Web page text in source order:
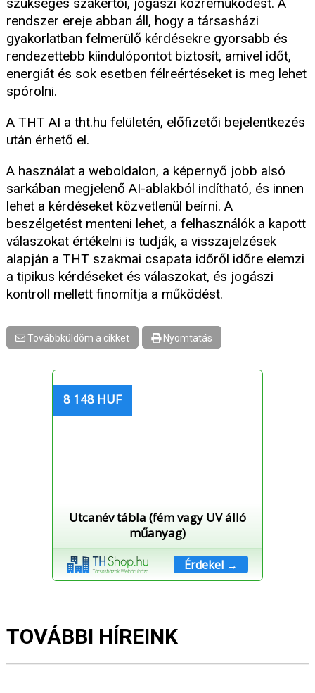
szükséges szakértői, jogászi közreműködést. A
rendszer ereje abban áll, hogy a társasházi
gyakorlatban felmerülő kérdésekre gyorsabb és
rendezettebb kiindulópontot biztosít, amivel időt,
energiát és sok esetben félreértéseket is meg lehet
spórolni.
A THT AI a tht.hu felületén, előfizetői bejelentkezés
után érhető el.
A használat a weboldalon, a képernyő jobb alsó
sarkában megjelenő AI-ablakból indítható, és innen
lehet a kérdéseket közvetlenül beírni. A
beszélgetést menteni lehet, a felhasználók a kapott
válaszokat értékelni is tudják, a visszajelzések
alapján a THT szakmai csapata időről időre elemzi
a tipikus kérdéseket és válaszokat, és jogászi
kontroll mellett finomítja a működést.
Továbbküldöm a cikket Nyomtatás
8 148 HUF
Utcanév tábla (fém vagy UV álló
műanyag)
Érdekel →
TOVÁBBI HÍREINK